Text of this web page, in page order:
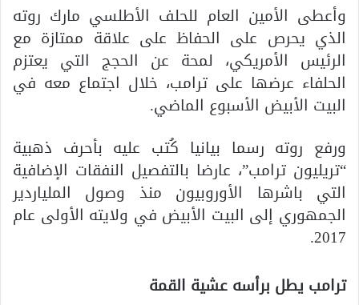
وأعطى الأمين العام للحلف الأطلسي مارك روته
الذي يحرص على الحفاظ على علاقة ممتازة مع
الرئيس الأمريكي، لمحة عن الحجج التي يعتزم
الحلفاء عرضها على ترامب، خلال اجتماع معه في
البيت الأبيض الأسبوع الماضي.
ورفع روته رسما بيانيا كُتب عليه بأحرف ذهبية
“تريليون ترامب”، عارضا بالتفصيل النفقات الإضافية
التي باشرها الأوروبيون منذ وصول الملياردير
الجمهوري إلى البيت الأبيض في ولايته الأولى عام
2017.
ترامب يطل برأسه عشية القمة